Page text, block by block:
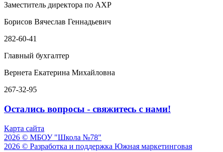
Заместитель директора по АХР
Борисов Вячеслав Геннадьевич
282-60-41
Главный бухгалтер
Вернета Екатерина Михайловна
267-32-95
Остались вопросы - свяжитесь с нами!
Карта сайта
2026 © МБОУ "Школа №78"
2026 © Разработка и поддержка Южная маркетинговая